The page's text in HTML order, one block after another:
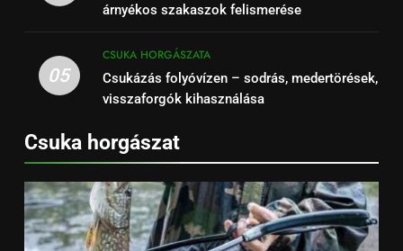
árnyékos szakaszok felismerése
05
CSUKA HORGÁSZATA
Csukázás folyóvízen – sodrás, medertörések,
visszaforgók kihasználása
Csuka horgászat